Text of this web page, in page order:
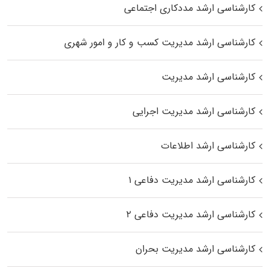
کارشناسی ارشد مددکاری اجتماعی
کارشناسی ارشد مدیریت کسب و کار و امور شهری
کارشناسی ارشد مدیریت
کارشناسی ارشد مدیریت اجرایی
کارشناسی ارشد اطلاعات
کارشناسی ارشد مدیریت دفاعی ۱
کارشناسی ارشد مدیریت دفاعی ۲
کارشناسی ارشد مدیریت بحران